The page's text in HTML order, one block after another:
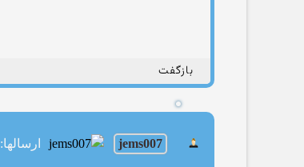
بازگفت
jems007 ارسالها: 9486